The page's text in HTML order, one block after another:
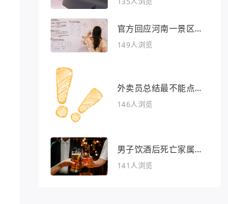
官方回应河南一景区推
出虎景房
149人浏览
外卖员总结最不能点的
外卖
146人浏览
男子饮酒后死亡家属索
赔36万被驳回
141人浏览